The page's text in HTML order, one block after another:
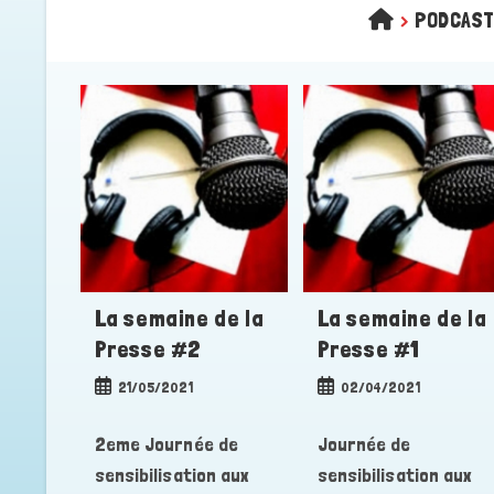
>
La semaine de la
Presse #2
Publication
21/05/2021
2eme Journée de
sensibilisation aux
La semaine de la
Presse #1
Publication
02/04/2021
Journée de
sensibilisation aux